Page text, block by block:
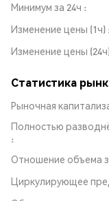
Минимум за 24ч
Изменение цены (1ч)
Изменение цены
Статистика
Рыночная
Полностью
Отношение объема
Циркулирующее